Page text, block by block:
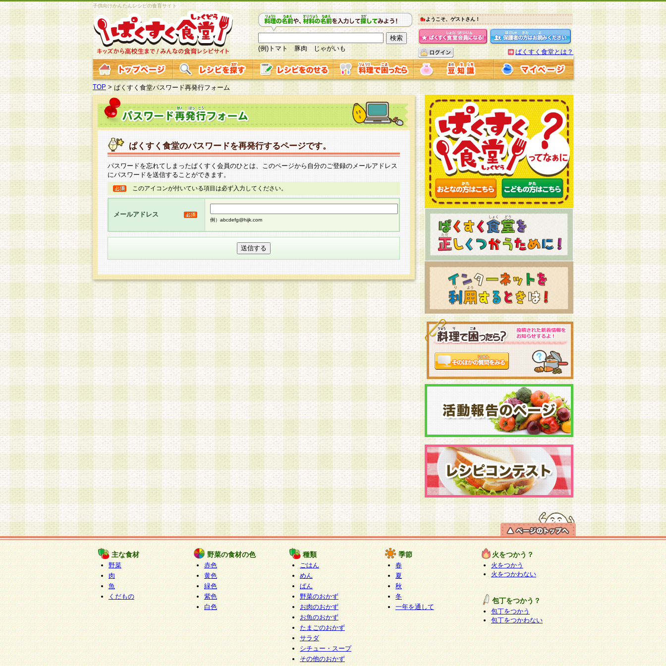
子供向けかんたんレシピの食育サイト
(例)トマト 豚肉 じゃがいも
ようこそ、ゲストさん！
ぱくすく食堂とは？
TOP >ぱくすく食堂パスワード再発行フォーム
ぱくすく食堂のパスワードを再発行するページです。
パスワードを忘れてしまったぱくすく会員のひとは、このページから自分のご登録のメールアドレス
にパスワードを送信することができます。
このアイコンが付いている項目は必ず入力してください。
メールアドレス
例）abcdefg@hijk.com
主な食材
野菜
肉
魚
くだもの
野菜の食材の色
赤色
黄色
緑色
紫色
白色
種類
ごはん
めん
ぱん
野菜のおかず
お肉のおかず
お魚のおかず
たまごのおかず
サラダ
シチュー・スープ
その他のおかず
季節
春
夏
秋
冬
一年を通して
火をつかう？
火をつかう
火をつかわない
包丁をつかう？
包丁をつかう
包丁をつかわない